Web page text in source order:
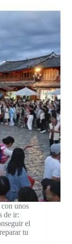
unos
de ir:
el
tu